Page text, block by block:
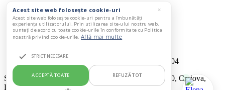
+40 723 323 969
elenabojan@prestexpert.ro
CUI: 16219920, Reg Com: J16/454/2004
Str. M. Kogălniceanu nr. 19, bl. 97, sc. E, et. 2, ap. 10, Craiova,
Dolj
×
Acest site web folosește cookie-uri
Acest site web folosește cookie-uri pentru a îmbunătăți
experiența utilizatorului. Prin utilizarea site-ului nostru web,
sunteți de acord cu toate cookie-urile în conformitate cu Politica
noastră privind cookie-urile. Află mai multe
STRICT NECESARE
ACCEPTĂ TOATE REFUZĂ TOT